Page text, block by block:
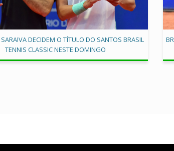
DECIDEM O TÍTULO DO SANTOS BRASIL
TENNIS CLASSIC NESTE DOMINGO